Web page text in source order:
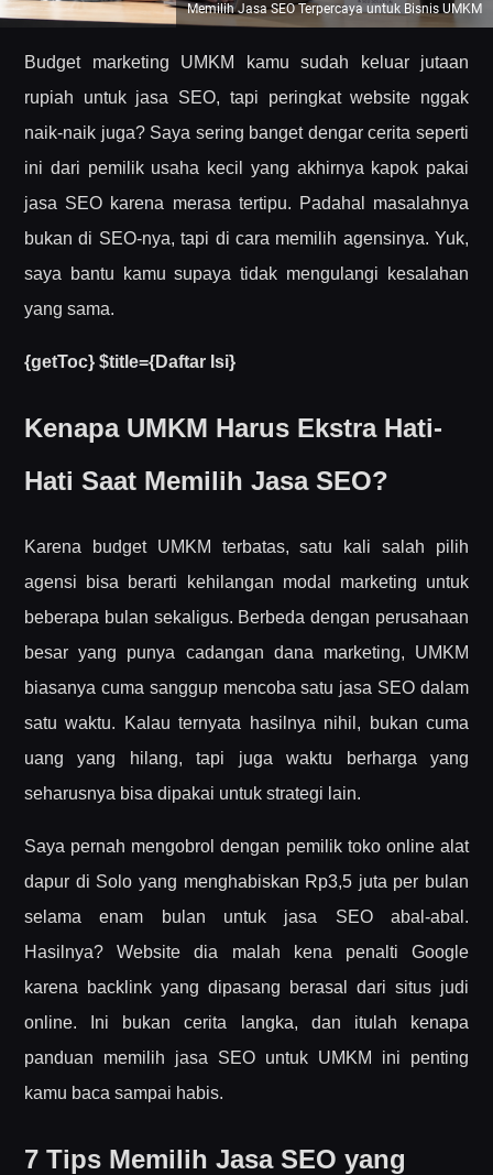
Memilih Jasa SEO Terpercaya untuk Bisnis UMKM
Budget marketing UMKM kamu sudah keluar jutaan
rupiah untuk jasa SEO, tapi peringkat website nggak
naik-naik juga? Saya sering banget dengar cerita seperti
ini dari pemilik usaha kecil yang akhirnya kapok pakai
jasa SEO karena merasa tertipu. Padahal masalahnya
bukan di SEO-nya, tapi di cara memilih agensinya. Yuk,
saya bantu kamu supaya tidak mengulangi kesalahan
yang sama.
{getToc} $title={Daftar Isi}
Kenapa UMKM Harus Ekstra Hati-
Hati Saat Memilih Jasa SEO?
Karena budget UMKM terbatas, satu kali salah pilih
agensi bisa berarti kehilangan modal marketing untuk
beberapa bulan sekaligus. Berbeda dengan perusahaan
besar yang punya cadangan dana marketing, UMKM
biasanya cuma sanggup mencoba satu jasa SEO dalam
satu waktu. Kalau ternyata hasilnya nihil, bukan cuma
uang yang hilang, tapi juga waktu berharga yang
seharusnya bisa dipakai untuk strategi lain.
Saya pernah mengobrol dengan pemilik toko online alat
dapur di Solo yang menghabiskan Rp3,5 juta per bulan
selama enam bulan untuk jasa SEO abal-abal.
Hasilnya? Website dia malah kena penalti Google
karena backlink yang dipasang berasal dari situs judi
online. Ini bukan cerita langka, dan itulah kenapa
panduan memilih jasa SEO untuk UMKM ini penting
kamu baca sampai habis.
7 Tips Memilih Jasa SEO yang